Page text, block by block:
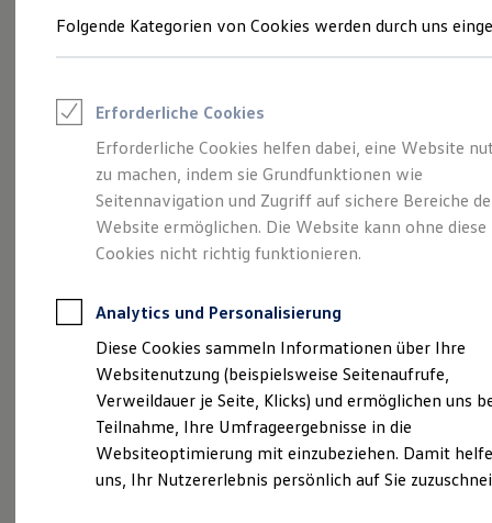
Junge Gebrauchtwagen und Gebrauchtwagen
Saisonangebote
Leasing
Leasing-Angebote
Gebrauchtwagen Leasing
Junge Gebrauchtwagen-Leasing
Elektroauto Leasing
Kleinwagen-Leasing
Leasing ohne Anzahlung
Autokredit mit Schlussrate
Versicherungen und Garantien
Kfz-Versicherung
Restschuldversicherungen
Garantien
Wartungsverträge
Geschäftskunden
Professional Class bei Volkswagen
Großkunden
Behörden
Abenteuer Leben. Der
Tiguan.
Folgende Kategorien von Cookies werden durch uns
Erforderliche Cookies
Erforderliche Cookies helfen dabei, eine Website
zu machen, indem sie Grundfunktionen wie
Seitennavigation und Zugriff auf sichere Bereiche
Website ermöglichen. Die Website kann ohne diese
Cookies nicht richtig funktionieren.
Analytics und Personalisierung
Diese Cookies sammeln Informationen über Ihre
Websitenutzung (beispielsweise Seitenaufrufe,
Verweildauer je Seite, Klicks) und ermöglichen uns
Teilnahme, Ihre Umfrageergebnisse in die
Websiteoptimierung mit einzubeziehen. Damit
uns, Ihr Nutzererlebnis persönlich auf Sie